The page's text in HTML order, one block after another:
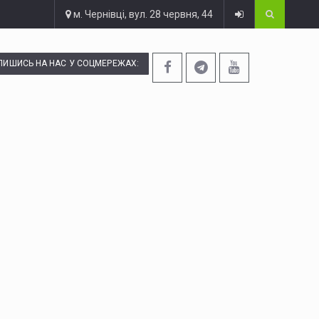
м. Чернівці, вул. 28 червня, 44
НА НАС У СОЦМЕРЕЖАХ: